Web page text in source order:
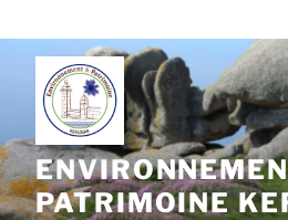
PATRIMOINE